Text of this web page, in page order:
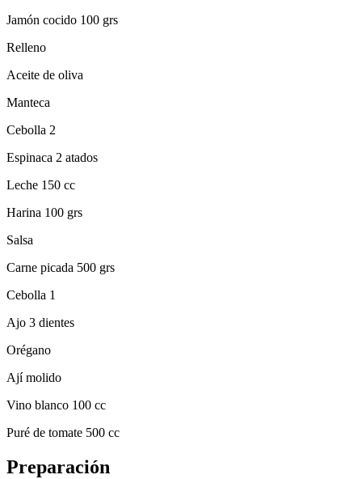
Jamón cocido 100 grs
Relleno
Aceite de oliva
Manteca
Cebolla 2
Espinaca 2 atados
Leche 150 cc
Harina 100 grs
Salsa
Carne picada 500 grs
Cebolla 1
Ajo 3 dientes
Orégano
Ají molido
Vino blanco 100 cc
Puré de tomate 500 cc
Preparación